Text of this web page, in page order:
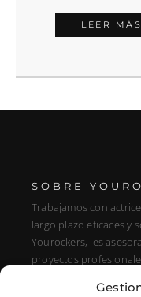
LEER MÁS
SOBRE
Trabajamos con
largo plazo eficaces y
Yourockers, les
proyectos
DIRECCIÓN